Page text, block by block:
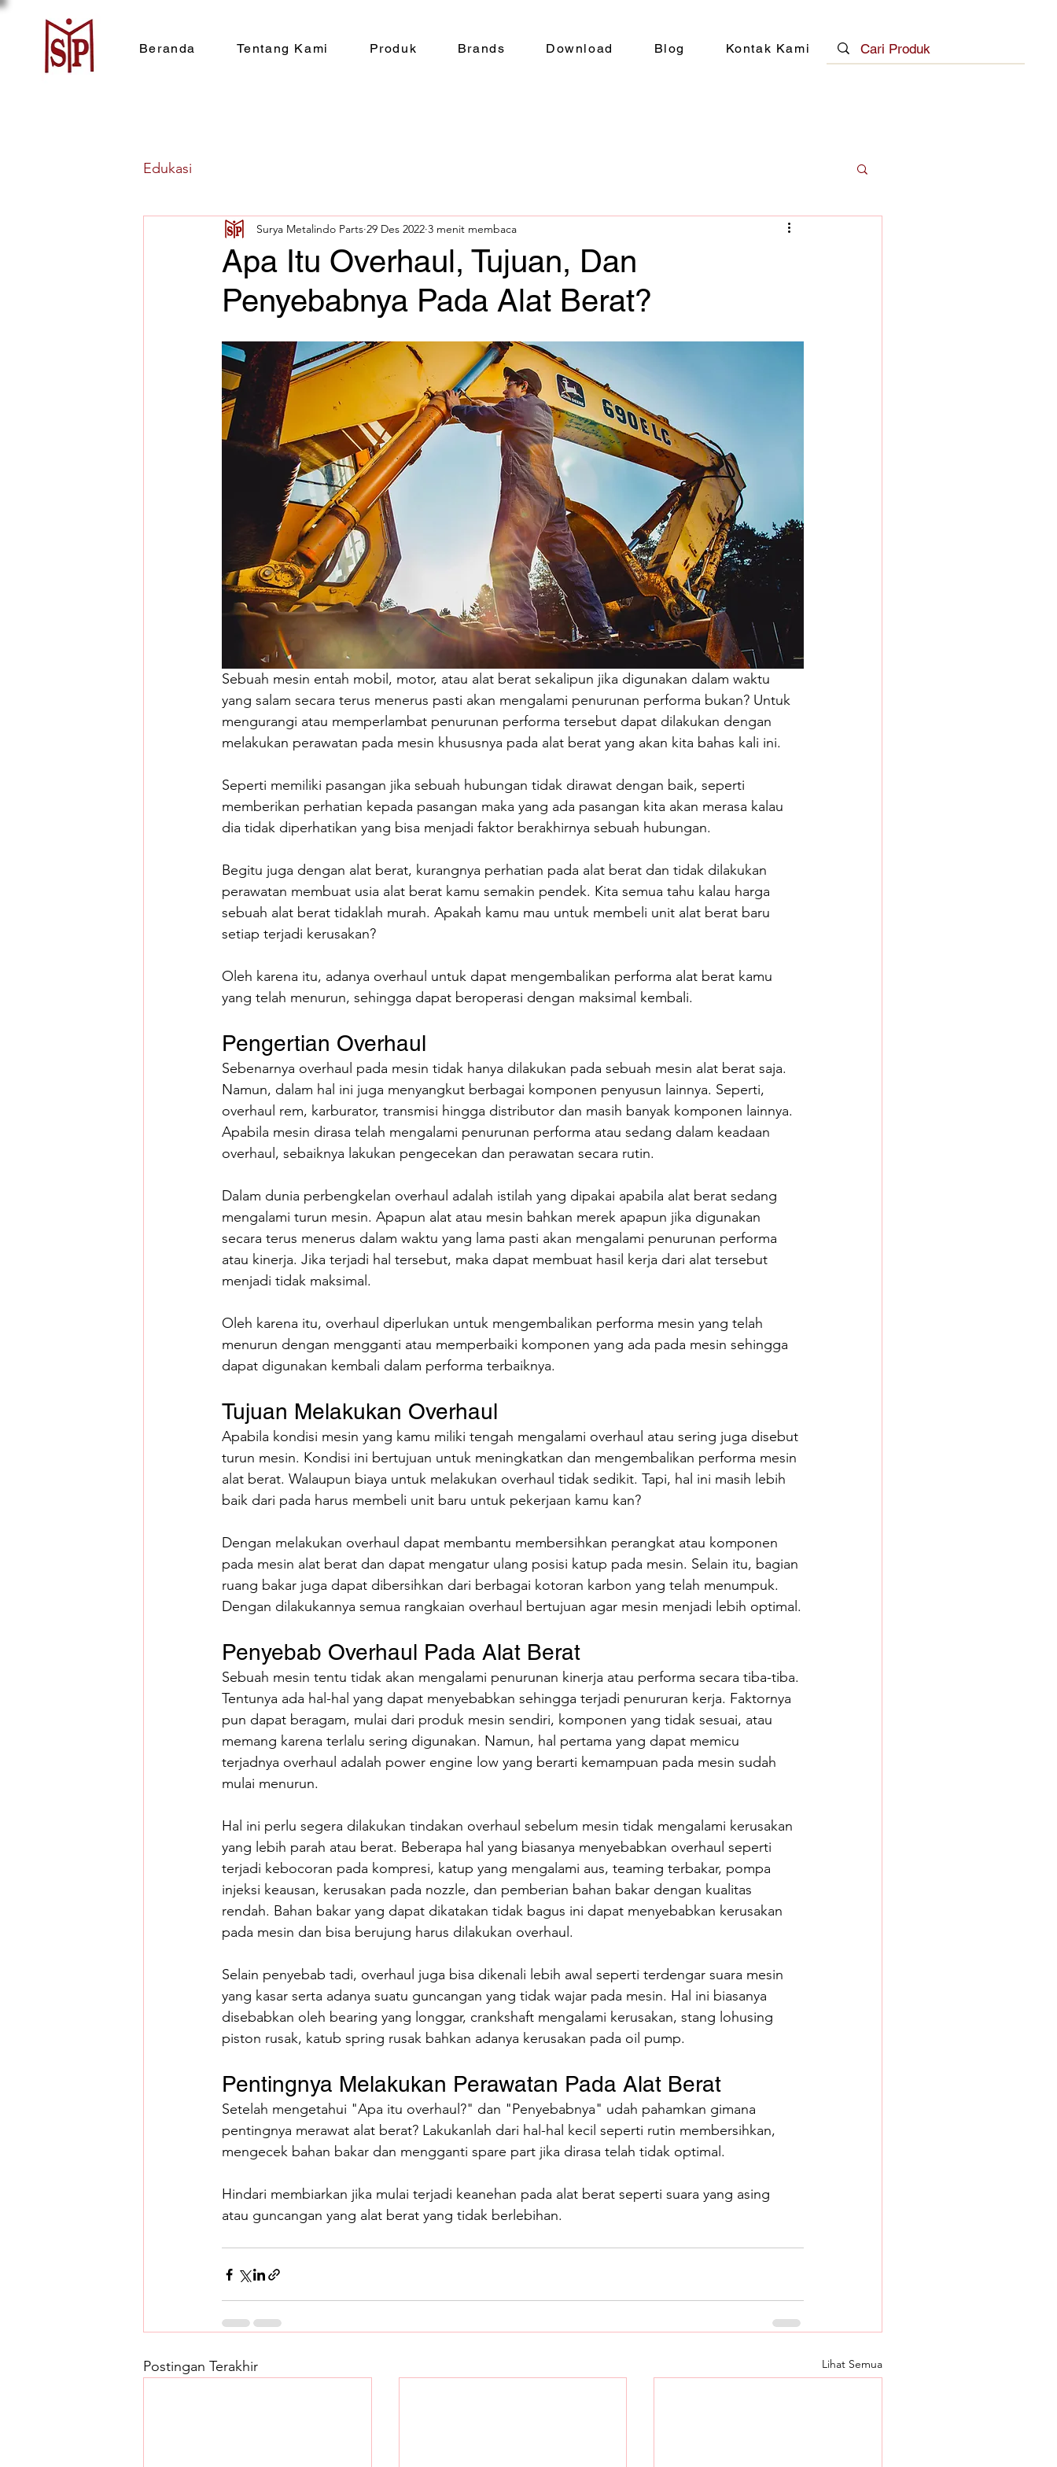
Beranda Tentang Kami Produk Brands Download Blog Kontak Kami
Edukasi
Apa Itu Overhaul, Tujuan, Dan
Penyebabnya Pada Alat Berat?
Surya Metalindo Parts 29 Des 2022 3 menit membaca
Sebuah mesin entah mobil, motor, atau alat berat sekalipun jika digunakan dalam waktu
yang salam secara terus menerus pasti akan mengalami penurunan performa bukan? Untuk
mengurangi atau memperlambat penurunan performa tersebut dapat dilakukan dengan
melakukan perawatan pada mesin khususnya pada alat berat yang akan kita bahas kali ini.
Seperti memiliki pasangan jika sebuah hubungan tidak dirawat dengan baik, seperti
memberikan perhatian kepada pasangan maka yang ada pasangan kita akan merasa kalau
dia tidak diperhatikan yang bisa menjadi faktor berakhirnya sebuah hubungan.
Begitu juga dengan alat berat, kurangnya perhatian pada alat berat dan tidak dilakukan
perawatan membuat usia alat berat kamu semakin pendek. Kita semua tahu kalau harga
sebuah alat berat tidaklah murah. Apakah kamu mau untuk membeli unit alat berat baru
setiap terjadi kerusakan?
Oleh karena itu, adanya overhaul untuk dapat mengembalikan performa alat berat kamu
yang telah menurun, sehingga dapat beroperasi dengan maksimal kembali.
Pengertian Overhaul
Sebenarnya overhaul pada mesin tidak hanya dilakukan pada sebuah mesin alat berat saja.
Namun, dalam hal ini juga menyangkut berbagai komponen penyusun lainnya. Seperti,
overhaul rem, karburator, transmisi hingga distributor dan masih banyak komponen lainnya.
Apabila mesin dirasa telah mengalami penurunan performa atau sedang dalam keadaan
overhaul, sebaiknya lakukan pengecekan dan perawatan secara rutin.
Dalam dunia perbengkelan overhaul adalah istilah yang dipakai apabila alat berat sedang
mengalami turun mesin. Apapun alat atau mesin bahkan merek apapun jika digunakan
secara terus menerus dalam waktu yang lama pasti akan mengalami penurunan performa
atau kinerja. Jika terjadi hal tersebut, maka dapat membuat hasil kerja dari alat tersebut
menjadi tidak maksimal.
Oleh karena itu, overhaul diperlukan untuk mengembalikan performa mesin yang telah
menurun dengan mengganti atau memperbaiki komponen yang ada pada mesin sehingga
dapat digunakan kembali dalam performa terbaiknya.
Tujuan Melakukan Overhaul
Apabila kondisi mesin yang kamu miliki tengah mengalami overhaul atau sering juga disebut
turun mesin. Kondisi ini bertujuan untuk meningkatkan dan mengembalikan performa mesin
alat berat. Walaupun biaya untuk melakukan overhaul tidak sedikit. Tapi, hal ini masih lebih
baik dari pada harus membeli unit baru untuk pekerjaan kamu kan?
Dengan melakukan overhaul dapat membantu membersihkan perangkat atau komponen
pada mesin alat berat dan dapat mengatur ulang posisi katup pada mesin. Selain itu, bagian
ruang bakar juga dapat dibersihkan dari berbagai kotoran karbon yang telah menumpuk.
Dengan dilakukannya semua rangkaian overhaul bertujuan agar mesin menjadi lebih optimal.
Penyebab Overhaul Pada Alat Berat
Sebuah mesin tentu tidak akan mengalami penurunan kinerja atau performa secara tiba-tiba.
Tentunya ada hal-hal yang dapat menyebabkan sehingga terjadi penururan kerja. Faktornya
pun dapat beragam, mulai dari produk mesin sendiri, komponen yang tidak sesuai, atau
memang karena terlalu sering digunakan. Namun, hal pertama yang dapat memicu
terjadnya overhaul adalah power engine low yang berarti kemampuan pada mesin sudah
mulai menurun.
Hal ini perlu segera dilakukan tindakan overhaul sebelum mesin tidak mengalami kerusakan
yang lebih parah atau berat. Beberapa hal yang biasanya menyebabkan overhaul seperti
terjadi kebocoran pada kompresi, katup yang mengalami aus, teaming terbakar, pompa
injeksi keausan, kerusakan pada nozzle, dan pemberian bahan bakar dengan kualitas
rendah. Bahan bakar yang dapat dikatakan tidak bagus ini dapat menyebabkan kerusakan
pada mesin dan bisa berujung harus dilakukan overhaul.
Selain penyebab tadi, overhaul juga bisa dikenali lebih awal seperti terdengar suara mesin
yang kasar serta adanya suatu guncangan yang tidak wajar pada mesin. Hal ini biasanya
disebabkan oleh bearing yang longgar, crankshaft mengalami kerusakan, stang lohusing
piston rusak, katub spring rusak bahkan adanya kerusakan pada oil pump.
Pentingnya Melakukan Perawatan Pada Alat Berat
Setelah mengetahui "Apa itu overhaul?" dan "Penyebabnya" udah pahamkan gimana
pentingnya merawat alat berat? Lakukanlah dari hal-hal kecil seperti rutin membersihkan,
mengecek bahan bakar dan mengganti spare part jika dirasa telah tidak optimal.
Hindari membiarkan jika mulai terjadi keanehan pada alat berat seperti suara yang asing
atau guncangan yang alat berat yang tidak berlebihan.
Postingan Terakhir Lihat Semua